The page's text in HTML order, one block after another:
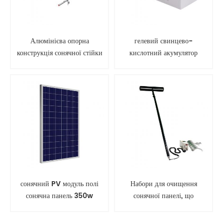
Алюмінієва опорна
конструкція сонячної стійки
гелевий свинцево-
кислотний акумулятор
сонячний PV модуль полі
сонячна панель 350w
Набори для очищення
сонячної панелі, що